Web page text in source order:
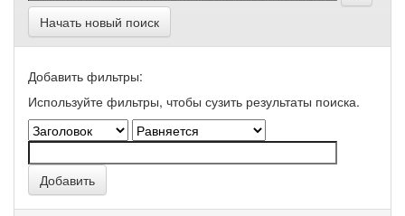
Начать новый поиск
Добавить фильтры:
Используйте фильтры, чтобы сузить результаты поиска.